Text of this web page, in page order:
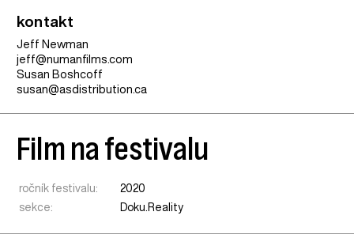
kontakt
Jeff Newman
jeff@numanfilms.com
Susan Boshcoff
susan@asdistribution.ca
Film na festivalu
ročník festivalu:
2020
sekce:
Doku.Reality